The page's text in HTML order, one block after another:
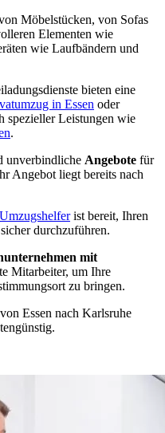
Möbelstücken, von Sofas
Elementen wie
wie Laufbändern und
bieten eine
in Essen oder
spezieller Leistungen wie
.
unverbindliche Angebote für
Angebot liegt bereits nach
Umzugshelferist bereit, Ihren
durchzuführen.
mit
Mitarbeiter, um Ihre
zu bringen.
Essen nach Karlsruhe